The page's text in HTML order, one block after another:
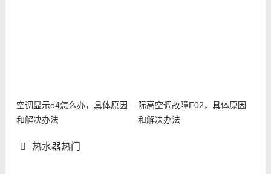
空调显示e4怎么办，具体原因
和解决办法
际高空调故障E02，具体原因
和解决办法
热水器热门